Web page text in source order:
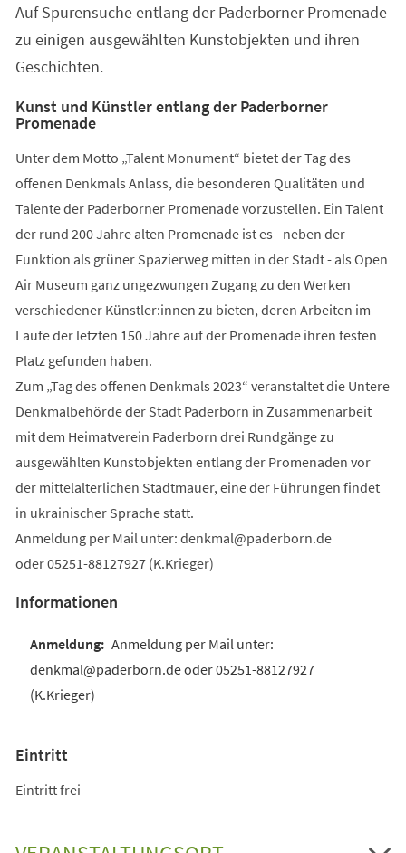
Auf Spurensuche entlang der Paderborner Promenade
zu einigen ausgewählten Kunstobjekten und ihren
Geschichten.
Kunst und Künstler entlang der Paderborner
Promenade
Unter dem Motto „Talent Monument“ bietet der Tag des
offenen Denkmals Anlass, die besonderen Qualitäten und
Talente der Paderborner Promenade vorzustellen. Ein Talent
der rund 200 Jahre alten Promenade ist es - neben der
Funktion als grüner Spazierweg mitten in der Stadt - als Open
Air Museum ganz ungezwungen Zugang zu den Werken
verschiedener Künstler:innen zu bieten, deren Arbeiten im
Laufe der letzten 150 Jahre auf der Promenade ihren festen
Platz gefunden haben.
Zum „Tag des offenen Denkmals 2023“ veranstaltet die Untere
Denkmalbehörde der Stadt Paderborn in Zusammenarbeit
mit dem Heimatverein Paderborn drei Rundgänge zu
ausgewählten Kunstobjekten entlang der Promenaden vor
der mittelalterlichen Stadtmauer, eine der Führungen findet
in ukrainischer Sprache statt.
Anmeldung per Mail unter: denkmal paderborn de
oder 05251-88127927 (K.Krieger)
Informationen
Anmeldung per Mail unter:
denkmal@paderborn.de oder 05251-88127927
(K.Krieger)
Eintritt
Eintritt frei